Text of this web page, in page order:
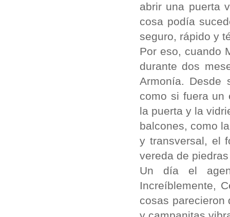
abrir una puerta
cosa podía
seguro, rápido y
Por eso, cuando
durante dos
Armonía. Desde
como si fuera un
la puerta y la
balcones, como
y transversal, el
vereda de
Un día el
Increíblemente,
cosas parecieron